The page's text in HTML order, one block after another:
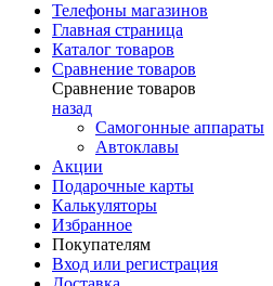
Телефоны магазинов
Главная страница
Каталог товаров
Сравнение товаров
Сравнение товаров
назад
Самогонные аппараты
Автоклавы
Акции
Подарочные карты
Калькуляторы
Избранное
Покупателям
Вход или регистрация